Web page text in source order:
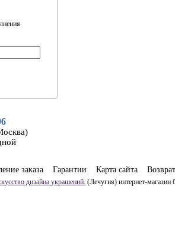
заказа Гарантии Карта сайта Возврат
дизайна украшений. (Лечугия) интернет-